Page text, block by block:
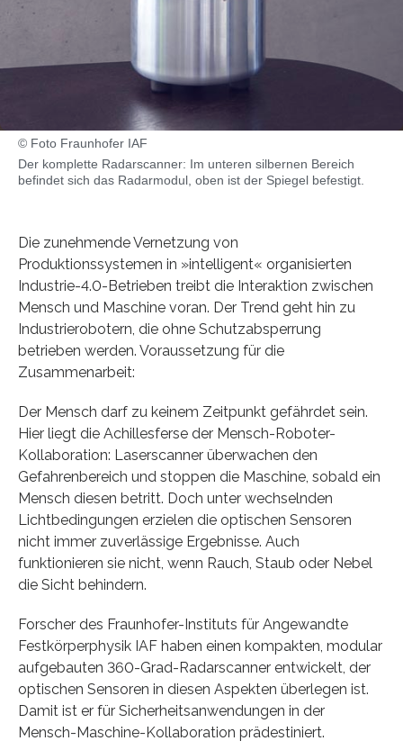
© Foto Fraunhofer IAF
Der komplette Radarscanner: Im unteren silbernen Bereich
befindet sich das Radarmodul, oben ist der Spiegel befestigt.
Die zunehmende Vernetzung von
Produktionssystemen in »intelligent« organisierten
Industrie-4.0-Betrieben treibt die Interaktion zwischen
Mensch und Maschine voran. Der Trend geht hin zu
Industrierobotern, die ohne Schutzabsperrung
betrieben werden. Voraussetzung für die
Zusammenarbeit:
Der Mensch darf zu keinem Zeitpunkt gefährdet sein.
Hier liegt die Achillesferse der Mensch-Roboter-
Kollaboration: Laserscanner überwachen den
Gefahrenbereich und stoppen die Maschine, sobald ein
Mensch diesen betritt. Doch unter wechselnden
Lichtbedingungen erzielen die optischen Sensoren
nicht immer zuverlässige Ergebnisse. Auch
funktionieren sie nicht, wenn Rauch, Staub oder Nebel
die Sicht behindern.
Forscher des Fraunhofer-Instituts für Angewandte
Festkörperphysik IAF haben einen kompakten, modular
aufgebauten 360-Grad-Radarscanner entwickelt, der
optischen Sensoren in diesen Aspekten überlegen ist.
Damit ist er für Sicherheitsanwendungen in der
Mensch-Maschine-Kollaboration prädestiniert.